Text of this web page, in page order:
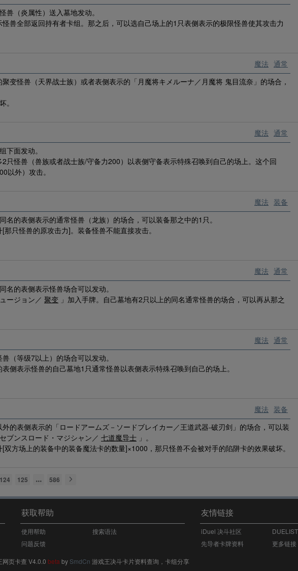
兽（炎属性）送入墓地发动。
怪兽全部返回持有者卡组。那之后，可以选自己场上的1只表侧表示的极限怪兽使其攻击力
魔法 通常
聚变怪兽（天界战士族）或者表侧表示的「月魔将キメルーナ／月魔将 鬼目流奈」的场合，
。
魔法 通常
下面发动。
2只怪兽（兽族或者战士族/守备力200）以表侧守备表示特殊召唤到自己的场上。这个回
以外）攻击。
魔法 装备
名的表侧表示的通常怪兽（龙族）的场合，可以装备那之中的1只。
那只怪兽的原攻击力]。装备怪兽不能直接攻击。
魔法 通常
名的表侧表示怪兽场合可以发动。
ージョン／ 聚变 」加入手牌。自己墓地有2只以上的同名通常怪兽的场合，可以再从那之
魔法 通常
（等级7以上）的场合可以发动。
表侧表示怪兽的自己墓地1只通常怪兽以表侧表示特殊召唤到自己的场上。
魔法 装备
外的表侧表示的「ロードアームズ－ソードブレイカー／王道武器-破刃剑」的场合，可以装
ブンスロード・マジシャン／ 七道魔导士 」。
[双方场上的装备中的装备魔法卡的数量]×1000，那只怪兽不会被对手的陷阱卡的效果破坏。
124 125 586
获取帮助
使用帮助
搜索语法
问题反馈
友情链接
iDuel 决斗社区
先导者卡牌资料
更多链接
页卡查 V4.0.0 beta by SmdCn 游戏王决斗卡片资料查询，卡组分享